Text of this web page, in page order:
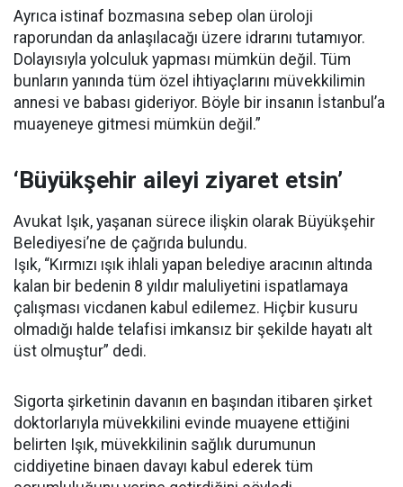
Ayrıca istinaf bozmasına sebep olan üroloji
raporundan da anlaşılacağı üzere idrarını tutamıyor.
Dolayısıyla yolculuk yapması mümkün değil. Tüm
bunların yanında tüm özel ihtiyaçlarını müvekkilimin
annesi ve babası gideriyor. Böyle bir insanın İstanbul’a
muayeneye gitmesi mümkün değil.”
‘Büyükşehir aileyi ziyaret etsin’
Avukat Işık, yaşanan sürece ilişkin olarak Büyükşehir
Belediyesi’ne de çağrıda bulundu.
Işık, “Kırmızı ışık ihlali yapan belediye aracının altında
kalan bir bedenin 8 yıldır maluliyetini ispatlamaya
çalışması vicdanen kabul edilemez. Hiçbir kusuru
olmadığı halde telafisi imkansız bir şekilde hayatı alt
üst olmuştur” dedi.
Sigorta şirketinin davanın en başından itibaren şirket
doktorlarıyla müvekkilini evinde muayene ettiğini
belirten Işık, müvekkilinin sağlık durumunun
ciddiyetine binaen davayı kabul ederek tüm